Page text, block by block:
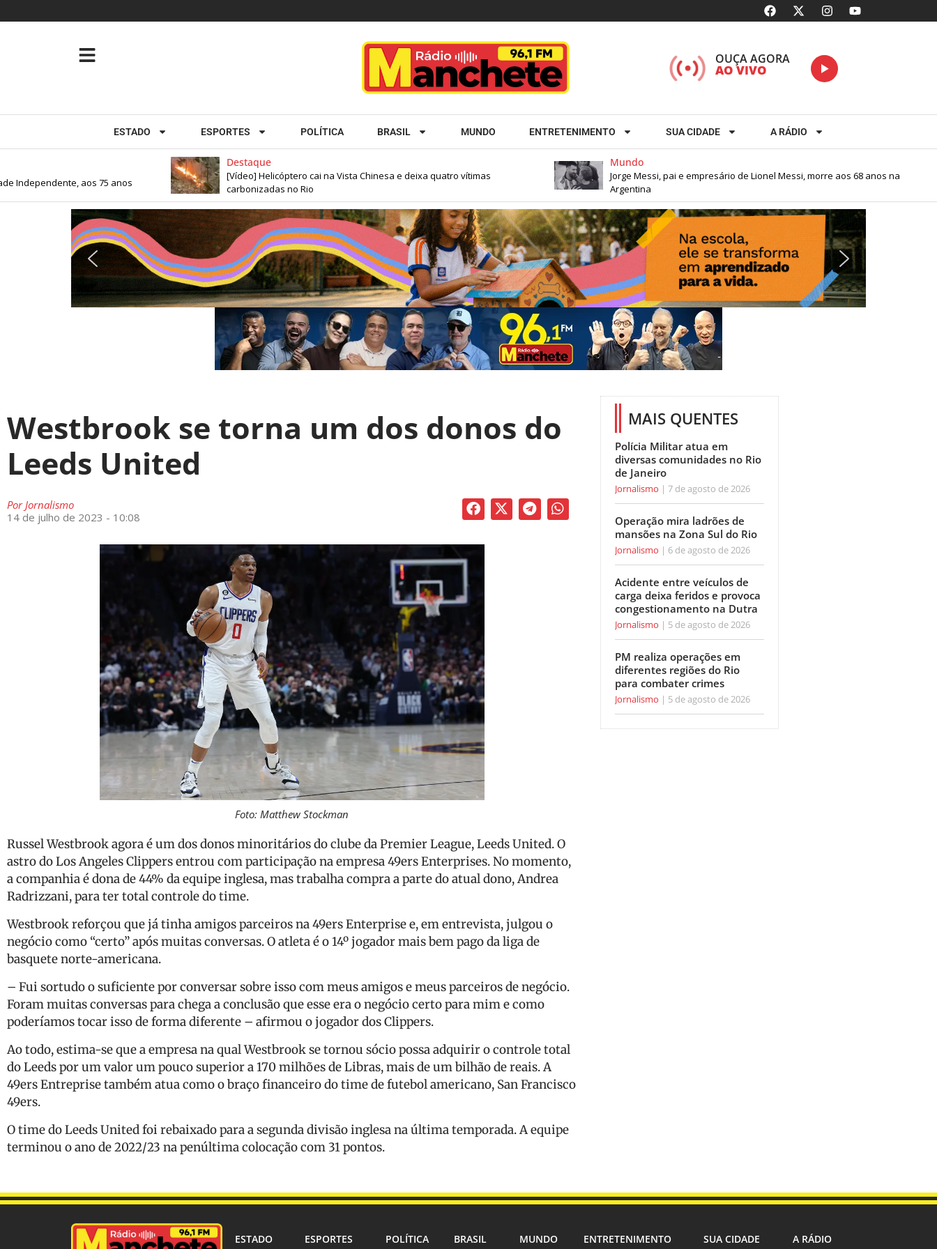
OUÇA AGORA
AO VIVO
ESTADO ESPORTES POLÍTICA BRASIL MUNDO ENTRETENIMENTO SUA CIDADE A RÁDIO
Destaque
[Vídeo] Helicóptero cai na Vista Chinesa e deixa quatro vítimas
carbonizadas no Rio
Mundo
Jorge Messi, pai e empresário de Lionel Messi, morre aos 68 anos na
Argentina
aos 75 anos
Westbrook se torna um dos donos do
Leeds United
PorJornalismo
14 de julho de 2023 - 10:08
Foto: Matthew Stockman
Russel Westbrook agora é um dos donos minoritários do clube da Premier League, Leeds United. O
astro do Los Angeles Clippers entrou com participação na empresa 49ers Enterprises. No momento,
a companhia é dona de 44% da equipe inglesa, mas trabalha compra a parte do atual dono, Andrea
Radrizzani, para ter total controle do time.
Westbrook reforçou que já tinha amigos parceiros na 49ers Enterprise e, em entrevista, julgou o
negócio como “certo” após muitas conversas. O atleta é o 14º jogador mais bem pago da liga de
basquete norte-americana.
– Fui sortudo o suficiente por conversar sobre isso com meus amigos e meus parceiros de negócio.
Foram muitas conversas para chega a conclusão que esse era o negócio certo para mim e como
poderíamos tocar isso de forma diferente – afirmou o jogador dos Clippers.
Ao todo, estima-se que a empresa na qual Westbrook se tornou sócio possa adquirir o controle total
do Leeds por um valor um pouco superior a 170 milhões de Libras, mais de um bilhão de reais. A
49ers Entreprise também atua como o braço financeiro do time de futebol americano, San Francisco
49ers.
O time do Leeds United foi rebaixado para a segunda divisão inglesa na última temporada. A equipe
terminou o ano de 2022/23 na penúltima colocação com 31 pontos.
MAIS QUENTES
Polícia Militar atua em
diversas comunidades no Rio
de Janeiro
Jornalismo 7 de agosto de 2026
Operação mira ladrões de
mansões na Zona Sul do Rio
Jornalismo 6 de agosto de 2026
Acidente entre veículos de
carga deixa feridos e provoca
congestionamento na Dutra
Jornalismo 5 de agosto de 2026
PM realiza operações em
diferentes regiões do Rio
para combater crimes
Jornalismo 5 de agosto de 2026
ESTADO ESPORTES POLÍTICA BRASIL MUNDO ENTRETENIMENTO SUA CIDADE A RÁDIO